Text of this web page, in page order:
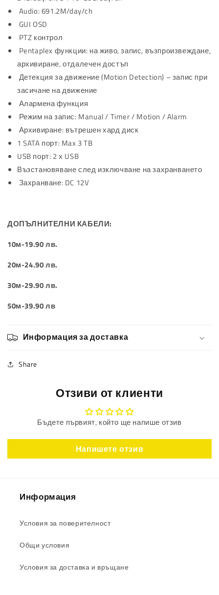
Audio: 691.2M/day/ch
GUI OSD
PTZ контрол
Pentaplex функции: на живо, запис, възпроизвеждане,
архивиране, отдалечен достъп
Детекция за движение (Motion Detection) – запис при
засичане на движение
Алармена функция
Режим на запис: Manual / Timer / Motion / Alarm
Архивиране: вътрешен хард диск
1 SATA порт: Max 3 TB
USB порт: 2 х USB
Възстановяване след изключване на захранването
Захранване: DC 12V
ДОПЪЛНИТЕЛНИ КАБЕЛИ:
10м-19.90 лв.
20м-24.90 лв.
30м-29.90 лв.
50м-39.90 лв
Информация за доставка
Share
Отзиви от клиенти
Бъдете първият, който ще напише отзив
Напишете отзив
Информация
Условия за поверителност
Общи условия
Условия за доставка и връщане